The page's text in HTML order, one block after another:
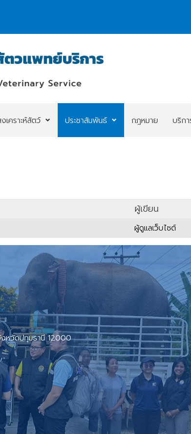
เคราะห์สัตว์ ประชาสัมพันธ์ กฎหมาย บริกา
ผู้เขียน
ผู้ดูแลเว็บไซต์
หวัดปทุมธานี 12000